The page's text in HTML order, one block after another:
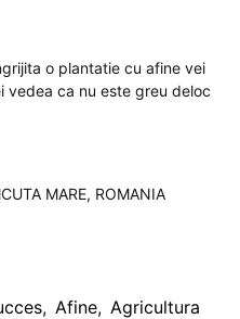
o plantatie cu afine vei
vedea ca nu este greu deloc
MARE, ROMANIA
, Afine, Agricultura